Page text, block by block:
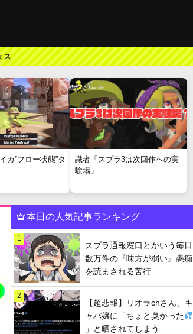
ス
カ”フロー状態”タ
識者「スプラ3は次回作への実
験場」
本日の人気記事ランキング
1
スプラ通報窓口とかいう毎日
数万件の『味方が弱い』愚痴
を読まされる苦行
2
【超悲報】リオラchさん、キ
ャバ嬢に「ちょと臭かった
」と晒されてしまう